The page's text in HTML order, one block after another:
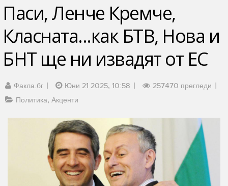
Паси, Ленче Кремче,
Класната...как БТВ, Нова и
БНТ ще ни извадят от ЕС
Факла.бг Юни 21 2025, 10:58
257470 прегледи
Политика Акценти